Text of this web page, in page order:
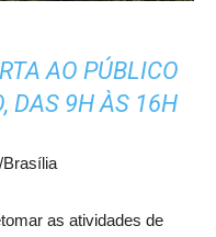
AO PÚBLICO
DAS 9H ÀS 16H
Brasília
as atividades de